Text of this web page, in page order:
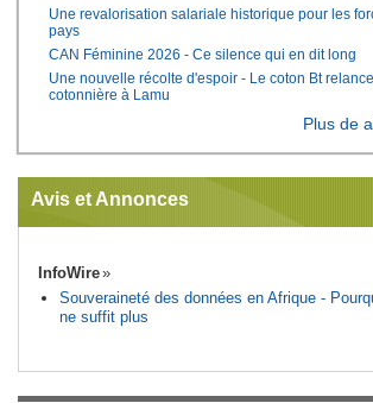
Une revalorisation salariale historique pour les
pays
CAN Féminine 2026 - Ce silence qui en dit long
Une nouvelle récolte d'espoir - Le coton Bt
cotonnière à Lamu
Plus de
Avis et Annonces
InfoWire
Souveraineté des données en Afrique -
ne suffit plus